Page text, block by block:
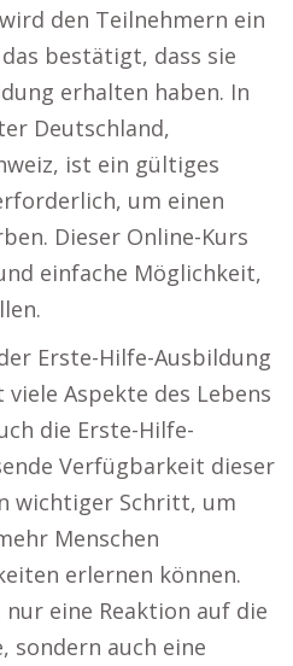
den Teilnehmern ein
bestätigt, dass sie
erhalten haben. In
Deutschland,
ist ein gültiges
um einen
Dieser Online-Kurs
einfache Möglichkeit,
Erste-Hilfe-Ausbildung
Aspekte des Lebens
die Erste-Hilfe-
Verfügbarkeit dieser
wichtiger Schritt, um
Menschen
erlernen können.
eine Reaktion auf die
sondern auch eine